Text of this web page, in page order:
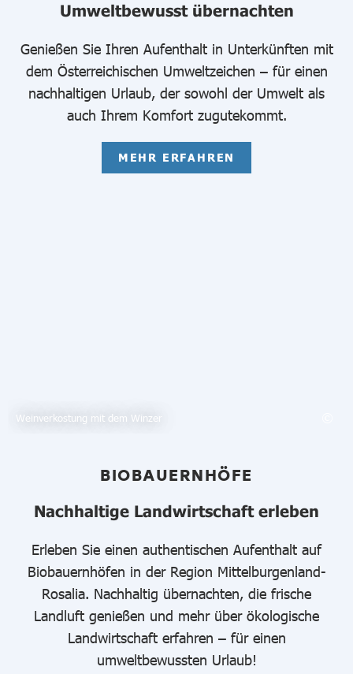
Umweltbewusst übernachten
Genießen Sie Ihren Aufenthalt in Unterkünften mit
dem Österreichischen Umweltzeichen – für einen
nachhaltigen Urlaub, der sowohl der Umwelt als
auch Ihrem Komfort zugutekommt.
MEHR ERFAHREN
Weinverkostung mit dem Winzer
BIOBAUERNHÖFE
Nachhaltige Landwirtschaft erleben
Erleben Sie einen authentischen Aufenthalt auf
Biobauernhöfen in der Region Mittelburgenland-
Rosalia. Nachhaltig übernachten, die frische
Landluft genießen und mehr über ökologische
Landwirtschaft erfahren – für einen
umweltbewussten Urlaub!